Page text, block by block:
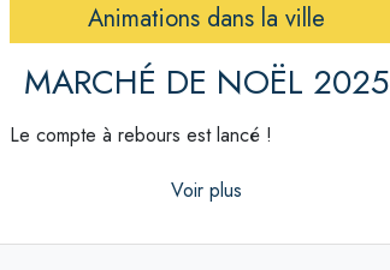
Animations dans la ville
MARCHÉ DE NOËL 2025
Le compte à rebours est lancé !
Voir plus